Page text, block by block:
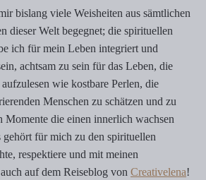
bislang viele Weisheiten aus sämtlichen
dieser Welt begegnet; die spirituellen
ich für mein Leben integriert und
achtsam zu sein für das Leben, die
wie kostbare Perlen, die
Menschen zu schätzen und zu
Momente die einen innerlich wachsen
gehört für mich zu den spirituellen
respektiere und mit meinen
auf dem Reiseblog von Creativelena!